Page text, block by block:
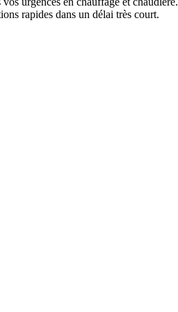
rapides dans un délai très court.